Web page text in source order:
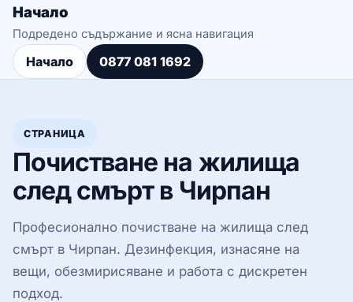
Начало
Подредено съдържание и ясна навигация
Начало 0877 081 1692
СТРАНИЦА
Почистване на жилища
след смърт в Чирпан
Професионално почистване на жилища след
смърт в Чирпан. Дезинфекция, изнасяне на
вещи, обезмирисяване и работа с дискретен
подход.